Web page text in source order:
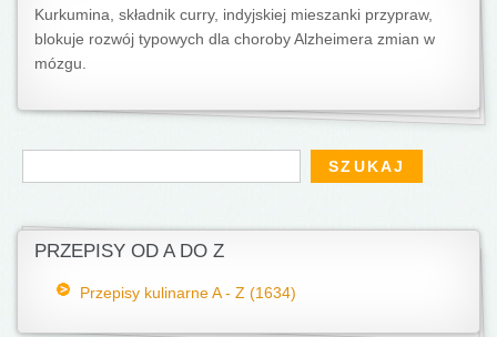
Kurkumina, składnik curry, indyjskiej mieszanki przypraw,
blokuje rozwój typowych dla choroby Alzheimera zmian w
mózgu.
Formularz wyszukiwania
Szukaj
PRZEPISY OD A DO Z
Przepisy kulinarne A - Z (1634)